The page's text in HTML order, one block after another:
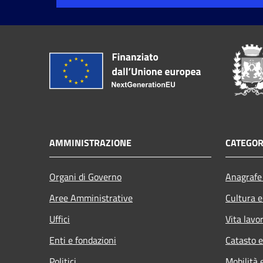
AMMINISTRAZIONE
Organi di Governo
Aree Amministrative
Uffici
Enti e fondazioni
Cultura
Vita
Catasto